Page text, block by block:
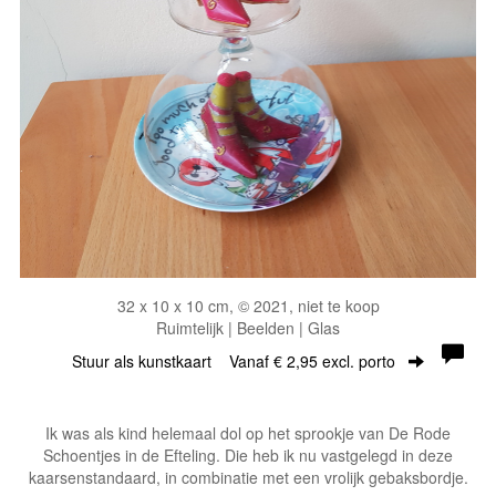
32 x 10 x 10 cm, © 2021, niet te koop
Ruimtelijk | Beelden | Glas
Stuur als kunstkaart Vanaf € 2,95 excl. porto
Ik was als kind helemaal dol op het sprookje van De Rode
Schoentjes in de Efteling. Die heb ik nu vastgelegd in deze
kaarsenstandaard, in combinatie met een vrolijk gebaksbordje.